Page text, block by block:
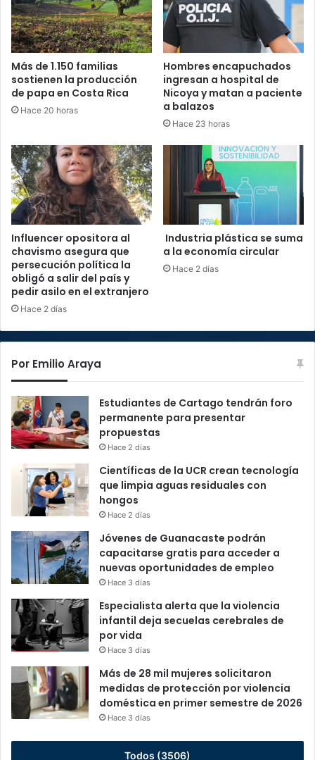
Más de 1.150 familias
sostienen la producción
de papa en Costa Rica
Hace 20 horas
Hombres encapuchados
ingresan a hospital de
Nicoya y matan a paciente
a balazos
Hace 23 horas
Influencer opositora al
chavismo asegura que
persecución política la
obligó a salir del país y
pedir asilo en el extranjero
Hace 2 días
Industria plástica se suma
a la economía circular
Hace 2 días
Por Emilio Araya
Estudiantes de Cartago tendrán foro
permanente para presentar
propuestas
Hace 2 días
Científicas de la UCR crean tecnología
que limpia aguas residuales con
hongos
Hace 2 días
Jóvenes de Guanacaste podrán
capacitarse gratis para acceder a
nuevas oportunidades de empleo
Hace 3 días
Especialista alerta que la violencia
infantil deja secuelas cerebrales de
por vida
Hace 3 días
Más de 28 mil mujeres solicitaron
medidas de protección por violencia
doméstica en primer semestre de 2026
Hace 3 días
Todos (3506)